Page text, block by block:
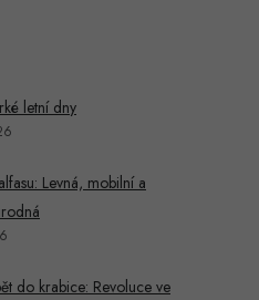
letní dny
Levná, mobilní a
do krabice: Revoluce ve